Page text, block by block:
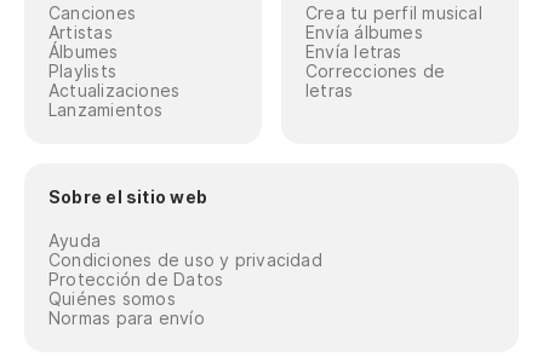
Canciones
Artistas
Álbumes
Playlists
Actualizaciones
Lanzamientos
Crea tu perfil musical
Envía álbumes
Envía letras
Correcciones de
letras
Sobre el sitio web
Ayuda
Condiciones de uso y privacidad
Protección de Datos
Quiénes somos
Normas para envío